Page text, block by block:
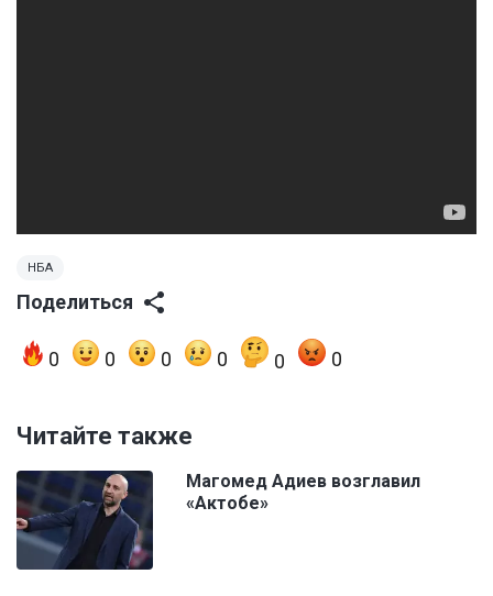
НБА
Поделиться
0 0 0 0 0 0
Читайте также
Магомед Адиев возглавил
«Актобе»